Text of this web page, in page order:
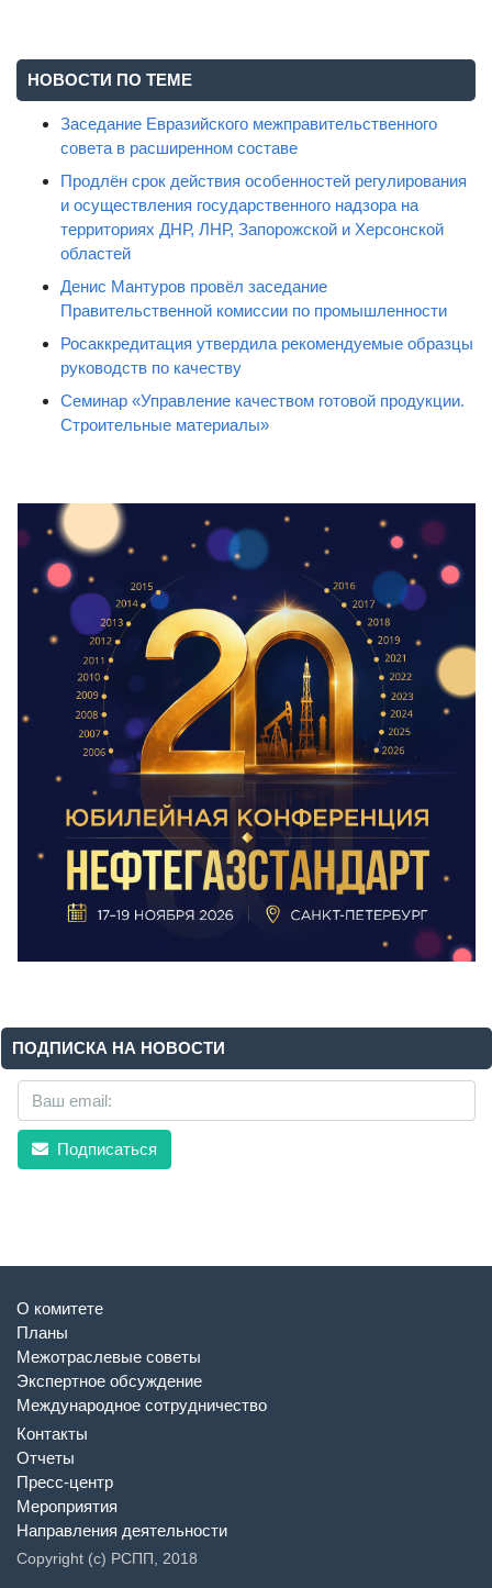
НОВОСТИ ПО ТЕМЕ
Заседание Евразийского межправительственного
совета в расширенном составе
Продлён срок действия особенностей регулирования
и осуществления государственного надзора на
территориях ДНР, ЛНР, Запорожской и Херсонской
областей
Денис Мантуров провёл заседание
Правительственной комиссии по промышленности
Росаккредитация утвердила рекомендуемые образцы
руководств по качеству
Семинар «Управление качеством готовой продукции.
Строительные материалы»
ПОДПИСКА НА НОВОСТИ
Подписаться
О комитете
Планы
Межотраслевые советы
Экспертное обсуждение
Международное сотрудничество
Контакты
Отчеты
Пресс-центр
Мероприятия
Направления деятельности
Copyright (c) РСПП, 2018